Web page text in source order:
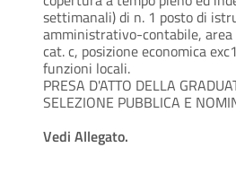
settimanali) di n. 1 posto di
amministrativo-contabile,
cat. c, posizione economica
funzioni locali.
PRESA D'ATTO DELLA
SELEZIONE PUBBLICA E
Vedi Allegato.